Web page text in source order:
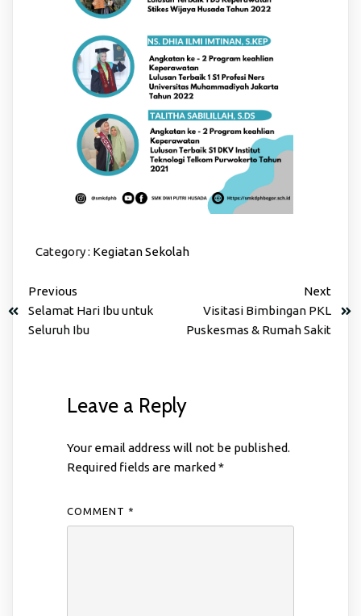
Category : Kegiatan Sekolah
Previous
Selamat Hari Ibu untuk
Seluruh Ibu
Next
Visitasi Bimbingan PKL
Puskesmas & Rumah Sakit
Leave a Reply
Your email address will not be published.
Required fields are marked *
COMMENT *